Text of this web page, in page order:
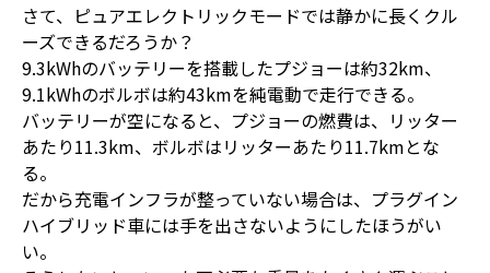
さて、ピュアエレクトリックモードでは静かに長くクル
ーズできるだろうか？
9.3kWhのバッテリーを搭載したプジョーは約32km、
9.1kWhのボルボは約43kmを純電動で走行できる。
バッテリーが空になると、プジョーの燃費は、リッター
あたり11.3km、ボルボはリッターあたり11.7kmとな
る。
だから充電インフラが整っていない場合は、プラグイン
ハイブリッド車には手を出さないようにしたほうがい
い。